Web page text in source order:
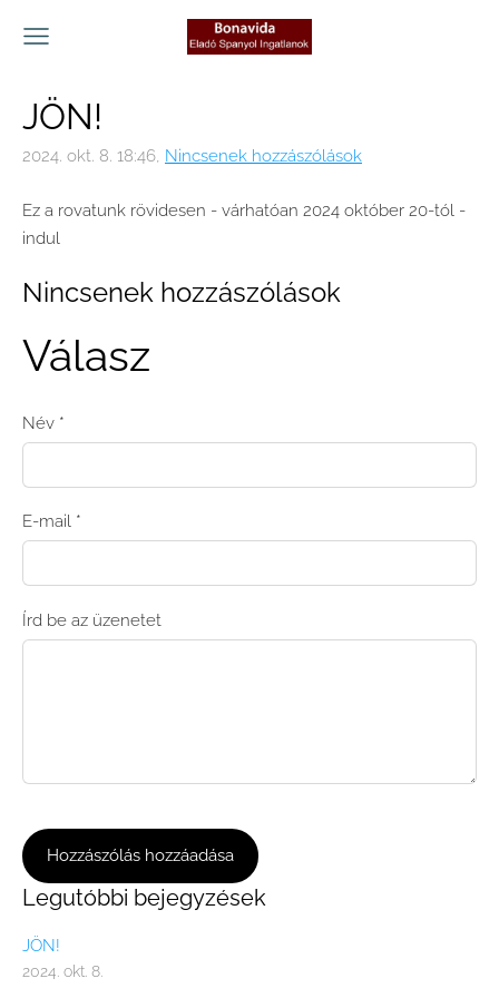
Legutóbbi bejegyzések
JÖN!
2024. okt. 8.
JÖN!
2024. okt. 8. 18:46, Nincsenek hozzászólások
Ez a rovatunk rövidesen - várhatóan 2024 október 20-tól -
indul
Nincsenek hozzászólások
Válasz
Név *
E-mail *
Írd be az üzenetet